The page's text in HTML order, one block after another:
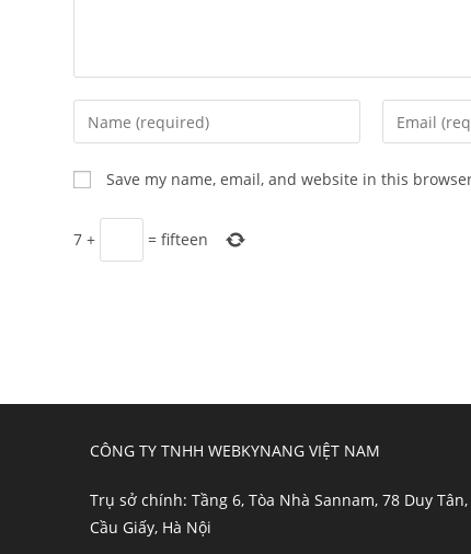
Enter
your
name
or
username
to
Enter
your
Save my name, email, and website in this
7 + =fifteen
CÔNG TY TNHH WEBKYNANG VIỆT NAM
Trụ sở chính: Tầng 6, Tòa Nhà Sannam, 78 Duy Tân,
Cầu Giấy, Hà Nội